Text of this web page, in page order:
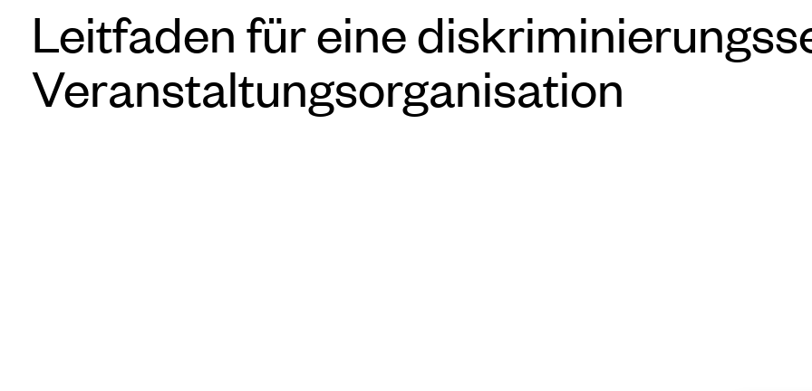
Leitfaden für eine
Veranstaltungsorganisation